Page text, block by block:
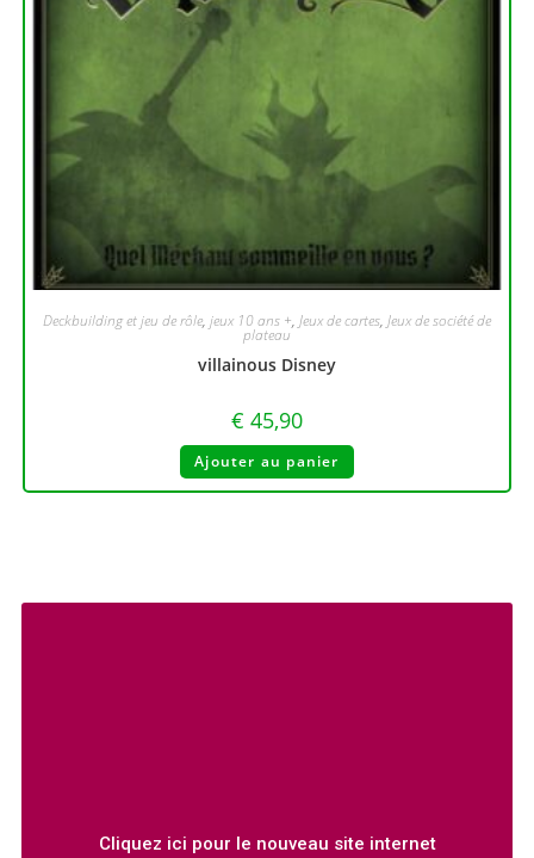
Deckbuilding et jeu de rôle, jeux 10 ans +, Jeux de cartes, Jeux de société de
plateau
villainous Disney
€ 45,90
Ajouter au panier
Cliquez ici pour le nouveau site internet